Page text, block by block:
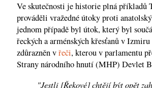
Ve skutečnosti je historie plná příkladů
prováděli vražedné útoky proti
jednom případě byl útok, který byl
řeckých a arménských křesťanů v
zdůrazněn vřeči, kterou v parlamentu
Strany národního hnutí (MHP) Devlet
"Jestli [Řekové] chtějí být opět